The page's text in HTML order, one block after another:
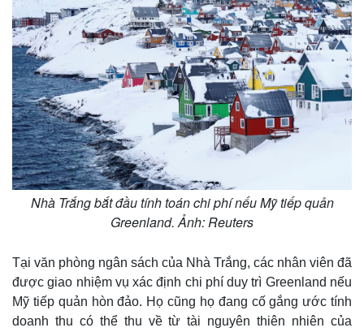
Nhà Trắng bắt đầu tính toán chi phí nếu Mỹ tiếp quản
Greenland. Ảnh: Reuters
Tại văn phòng ngân sách của Nhà Trắng, các nhân viên đã
được giao nhiệm vụ xác định chi phí duy trì Greenland nếu
Mỹ tiếp quản hòn đảo. Họ cũng họ đang cố gắng ước tính
doanh thu có thể thu về từ tài nguyên thiên nhiên của